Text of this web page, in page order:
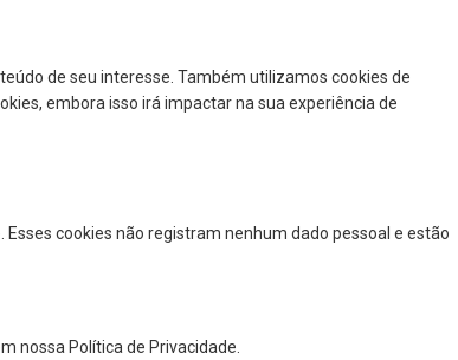
de seu interesse. Também utilizamos cookies de
embora isso irá impactar na sua experiência de
cookies não registram nenhum dado pessoal e estão
nossa Política de Privacidade.